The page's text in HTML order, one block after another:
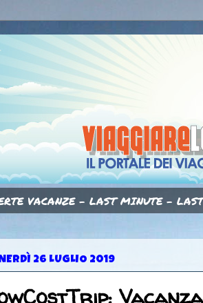
VACANZE - LAST MINUTE -
26 LUGLIO 2019